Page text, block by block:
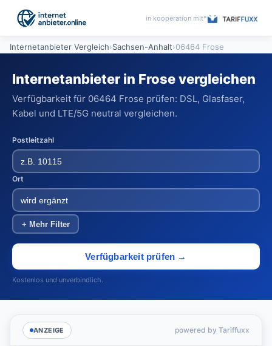
in kooperation mit*
Internetanbieter Vergleich›Sachsen-Anhalt›06464 Frose
Internetanbieter in Frose vergleichen
Verfügbarkeit für 06464 Frose prüfen: DSL, Glasfaser,
Kabel und LTE/5G neutral vergleichen.
Postleitzahl
Ort
+ Mehr Filter
Verfügbarkeit prüfen →
Kostenlos und unverbindlich.
ANZEIGE powered by Tariffuxx